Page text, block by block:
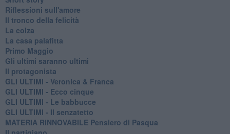
Riflessioni sull'amore
Il tronco della felicità
La colza
La casa palafitta
Primo Maggio
Gli ultimi saranno ultimi
Il protagonista
GLI ULTIMI - Veronica & Franca
GLI ULTIMI - Ecco cinque
GLI ULTIMI - Le babbucce
GLI ULTIMI - Il senzatetto
MATERIA RINNOVABILE Pensiero di Pasqua